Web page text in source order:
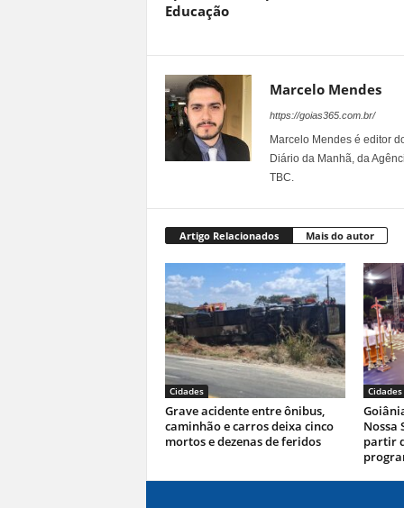
Educação
Marcelo Mendes
https://goias365.com.br/
Marcelo Mendes é editor
Diário da Manhã, da
TBC.
Artigo Relacionados Mais do autor
Cidades
Grave acidente entre ônibus,
caminhão e carros deixa cinco
mortos e dezenas de feridos
Cidades
Nossa
partir